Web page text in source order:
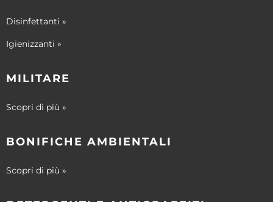
Disinfettanti »
Igienizzanti »
MILITARE
Scopri di più »
BONIFICHE AMBIENTALI
Scopri di più »